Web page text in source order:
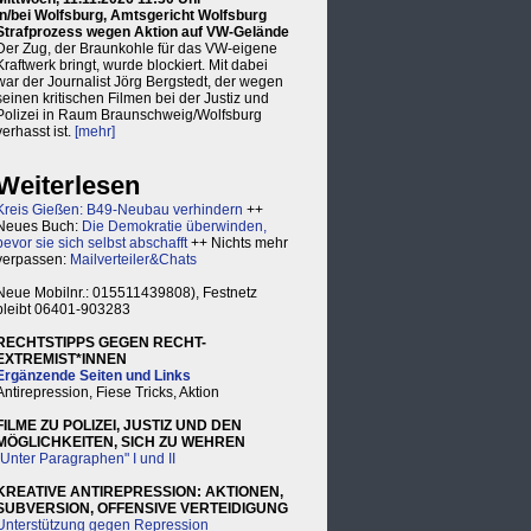
bei Wolfsburg, Amtsgericht Wolfsburg
wegen Aktion auf VW-Gelände
Zug, der Braunkohle für das VW-eigene
bringt, wurde blockiert. Mit dabei
der Journalist Jörg Bergstedt, der wegen
kritischen Filmen bei der Justiz und
in Raum Braunschweig/Wolfsburg
ist. [mehr]
Gießen: B49-Neubau verhindern ++
Buch: Die Demokratie überwinden,
sie sich selbst abschafft++ Nichts mehr
Mailverteiler&Chats
Mobilnr.: 015511439808), Festnetz
06401-903283
GEGEN RECHT-
Seiten und Links
Fiese Tricks, Aktion
ZU POLIZEI, JUSTIZ UND DEN
SICH ZU WEHREN
Paragraphen" I und II
ANTIREPRESSION: AKTIONEN,
OFFENSIVE VERTEIDIGUNG
gegen Repression